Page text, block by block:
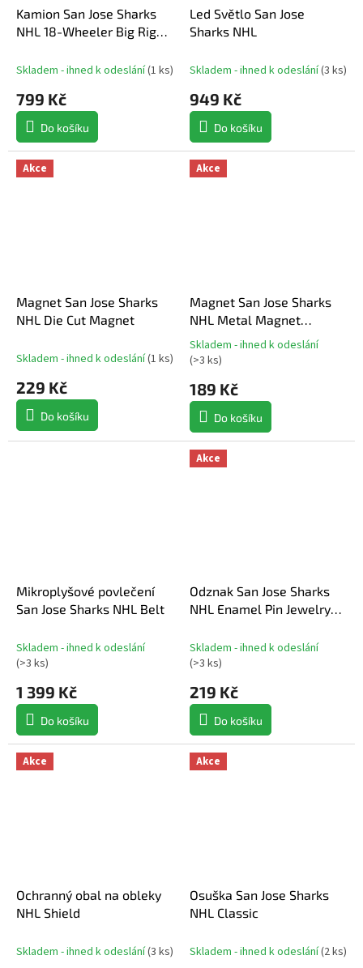
Kamion San Jose Sharks
NHL 18-Wheeler Big Rig
Skladem - ihned k odeslání(1 ks)
799 Kč
Do košíku
Led Světlo San Jose
Sharks NHL
Skladem - ihned k odeslání(3 ks)
949 Kč
Do košíku
Akce
Magnet San Jose Sharks
NHL Die Cut Magnet
Skladem - ihned k odeslání(1 ks)
229 Kč
Do košíku
Akce
Magnet San Jose Sharks
NHL Metal Magnet
MASCOT
Průměrné
hodnocení
produktu
je
5,0
z
5
hvězdiček.
Skladem - ihned k odeslání
(>3 ks)
189 Kč
Do košíku
Mikroplyšové povlečení
San Jose Sharks NHL Belt
Skladem - ihned k odeslání
(>3 ks)
1 399 Kč
Do košíku
Akce
Odznak San Jose Sharks
NHL Enamel Pin Jewelry
Skladem - ihned k odeslání
(>3 ks)
219 Kč
Do košíku
Akce
Ochranný obal na obleky
NHL Shield
Skladem - ihned k odeslání(3 ks)
Akce
Osuška San Jose Sharks
NHL Classic
Skladem - ihned k odeslání(2 ks)